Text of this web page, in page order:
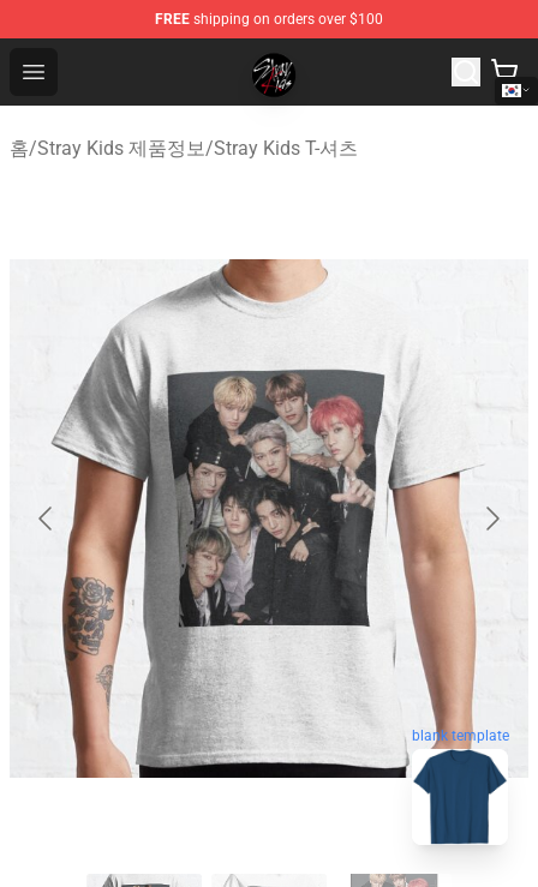
FREE shipping on orders over $100
Open menu
Stray Kids Shop - Official Stray Kids Merchandise Store
홈/Stray Kids 제품정보/Stray Kids T-셔츠
blank template